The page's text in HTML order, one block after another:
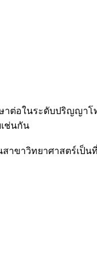
ต่อในระดับปริญญาโ
ช่นกัน
วิทยาศาสตร์เป็นที่